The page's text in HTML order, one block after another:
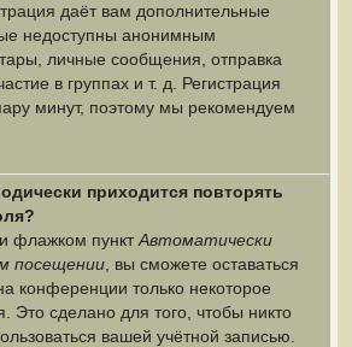
даёт вам дополнительные
недоступны анонимным
личные сообщения, отправка
в группах и т. д. Регистрация
минут, поэтому мы рекомендуем
приходится повторять
флажком пунктАвтоматически
посещении , вы сможете оставаться
конференции только некоторое
Это сделано для того, чтобы никто
вашей учётной записью.